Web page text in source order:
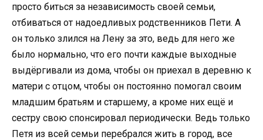
просто биться за независимость своей семьи,
отбиваться от надоедливых родственников Пети. А
он только злился на Лену за это, ведь для него же
было нормально, что его почти каждые выходные
выдёргивали из дома, чтобы он приехал в деревню к
матери с отцом, чтобы он постоянно помогал своим
младшим братьям и старшему, а кроме них ещё и
сестру свою спонсировал периодически. Ведь только
Петя из всей семьи перебрался жить в город, все